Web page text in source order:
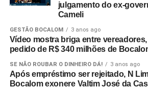
julgamento do ex-
Cameli
GESTÃO BOCALOM 3 anos ago
Vídeo mostra briga entre
pedido de R$ 340 milhões de
SE NÃO ROUBAR O DINHEIRO DÁ! 3 anos ago
Após empréstimo ser rejeitado, N
Bocalom exonere Valtim José da